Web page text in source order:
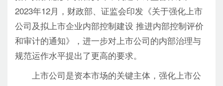
2023年12月，财政部、证监会印发《关于强化上市
公司及拟上市企业内部控制建设 推进内部控制评价
和审计的通知》，进一步对上市公司的内部治理与
规范运作水平提出了更高的要求。
上市公司是资本市场的关键主体，强化上市公